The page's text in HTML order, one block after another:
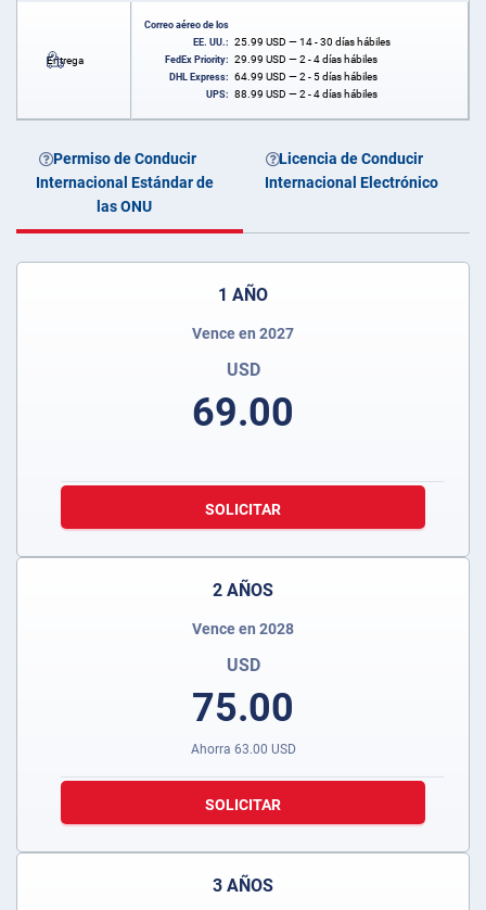
Entrega
Correo aéreo de los
EE. UU.: 25.99 USD — 14 - 30 días hábiles
FedEx Priority: 29.99 USD — 2 - 4 días hábiles
DHL Express: 64.99 USD — 2 - 5 días hábiles
UPS: 88.99 USD — 2 - 4 días hábiles
Permiso de Conducir
Internacional Estándar de
las ONU
Licencia de Conducir
Internacional Electrónico
1 AÑO
Vence en 2027
USD
69.00
SOLICITAR
2 AÑOS
Vence en 2028
USD
75.00
Ahorra 63.00 USD
SOLICITAR
3 AÑOS